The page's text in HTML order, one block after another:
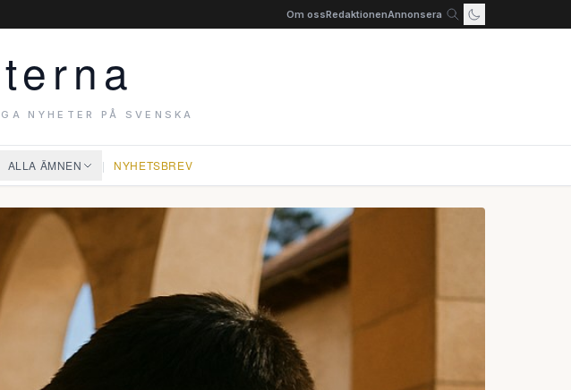
Om ossRedaktionenAnnonsera
NYHETER PÅ SVENSKA
ALLA ÄMNEN | NYHETSBREV